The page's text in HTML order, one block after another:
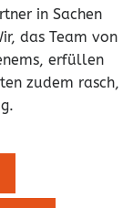
in Sachen
das Team von
erfüllen
zudem rasch,